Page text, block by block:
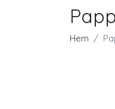
Hem